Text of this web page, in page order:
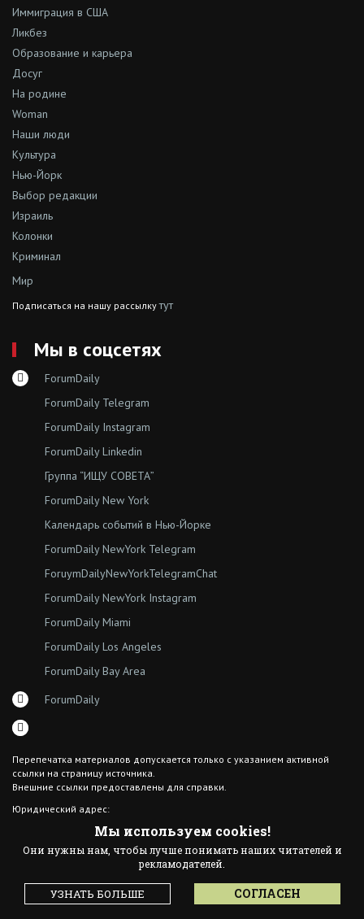
Иммиграция в США
Ликбез
Образование и карьера
Досуг
На родине
Woman
Наши люди
Культура
Нью-Йорк
Выбор редакции
Израиль
Колонки
Криминал
Мир
Подписаться на нашу рассылкутут
Мы в соцсетях
ForumDaily
ForumDaily Telegram
ForumDaily Instagram
ForumDaily Linkedin
Группа “ИЩУ СОВЕТА”
ForumDaily New York
Календарь событий в Нью-Йорке
ForumDaily NewYork Telegram
ForuymDailyNewYorkTelegramChat
ForumDaily NewYork Instagram
ForumDaily Miami
ForumDaily Los Angeles
ForumDaily Bay Area
ForumDaily
Перепечатка материалов допускается только с указанием активной
ссылки на страницу источника.
Внешние ссылки предоставлены для справки.
Юридический адрес:
Brooklyn NY 11204
© 2015 ForumDaily inc.
Designed By иskra*
Мы используем cookies!
Они нужны нам, чтобы лучше понимать наших читателей и
рекламодателей.
УЗНАТЬ БОЛЬШЕ СОГЛАСЕН